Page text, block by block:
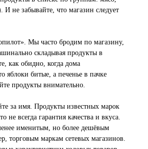
И не забывайте, что магазин следует
Мы часто бродим по магазину,
складывая продукты в
как обидно, когда дома
яблоки битые, а печенье в пачке
продукты внимательно.
за имя. Продукты известных марок
не всегда гарантия качества и вкуса.
именитым, но более дешёвым
торговым маркам сетевых магазинов.